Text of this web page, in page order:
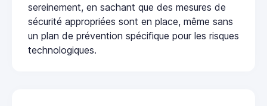
sereinement, en sachant que des mesures de
sécurité appropriées sont en place, même sans
un plan de prévention spécifique pour les risques
technologiques.